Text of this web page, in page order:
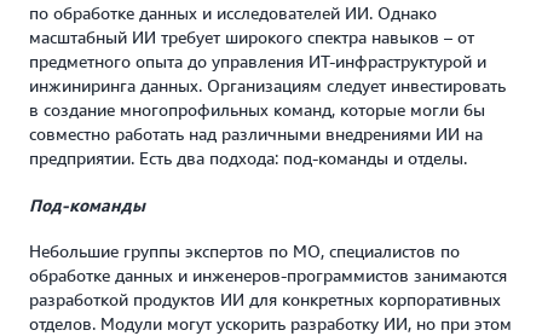
по обработке данных и исследователей ИИ. Однако
масштабный ИИ требует широкого спектра навыков – от
предметного опыта до управления ИТ-инфраструктурой и
инжиниринга данных. Организациям следует инвестировать
в создание многопрофильных команд, которые могли бы
совместно работать над различными внедрениями ИИ на
предприятии. Есть два подхода: под-команды и отделы.
Под-команды
Небольшие группы экспертов по МО, специалистов по
обработке данных и инженеров-программистов занимаются
разработкой продуктов ИИ для конкретных корпоративных
отделов. Модули могут ускорить разработку ИИ, но при этом